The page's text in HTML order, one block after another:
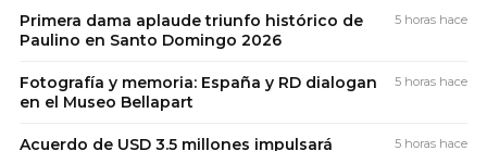
Primera dama aplaude triunfo histórico de
Paulino en Santo Domingo 2026
5 horas hace
Fotografía y memoria: España y RD dialogan
en el Museo Bellapart
5 horas hace
Acuerdo de USD 3.5 millones impulsará
5 horas hace